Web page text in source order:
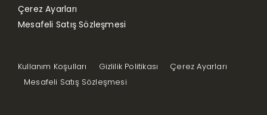
Çerez Ayarları
Mesafeli Satış Sözleşmesi
Kullanım Koşulları Gizlilik Politikası
Çerez Ayarları
Mesafeli Satış Sözleşmesi